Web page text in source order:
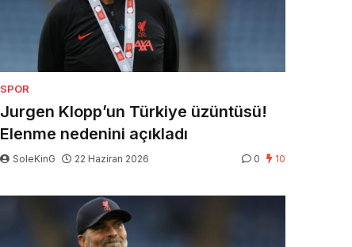
SPOR
Jurgen Klopp’un Türkiye üzüntüsü!
Elenme nedenini açıkladı
SoleKinG 22 Haziran 2026 0 10